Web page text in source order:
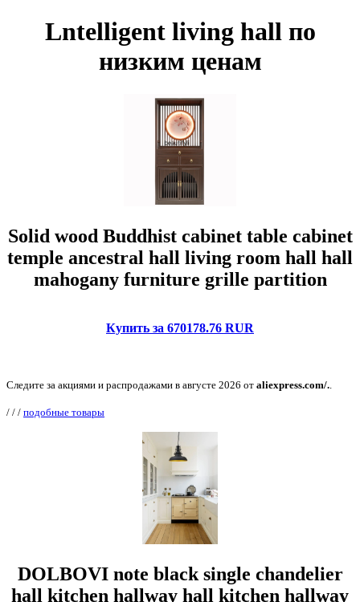
Lntelligent living hall по
низким ценам
Solid wood Buddhist cabinet table cabinet
temple ancestral hall living room hall hall
mahogany furniture grille partition
Купить за 670178.76 RUR
Следите за акциями и распродажами в августе 2026 от aliexpress.com/.
/ / / подобные товары
DOLBOVI note black single chandelier
hall kitchen hallway hall kitchen hallway